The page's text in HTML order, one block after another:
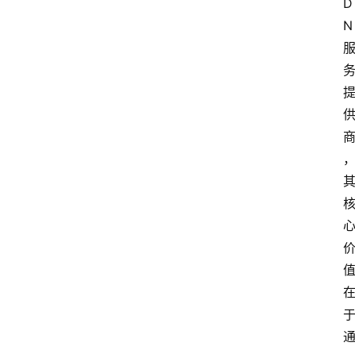
D
N
服
务
提
供
商
，
其
核
心
价
值
在
于
通